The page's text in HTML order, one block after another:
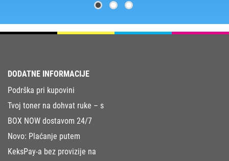
DODATNE INFORMACIJE
Podrška pri kupovini
Tvoj toner na dohvat ruke – s
BOX NOW dostavom 24/7
Novo: Plaćanje putem
KeksPay-a bez provizije na